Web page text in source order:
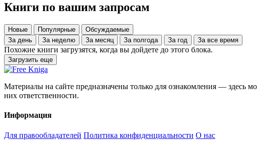
Книги по вашим запросам
Новые Популярные
Обсуждаемые
За день
За неделю За месяц За полгода За год За все время
Похожие книги загрузятся, когда вы дойдете до этого блока.
Загрузить еще
Материалы на сайте предназначены только для ознакомления — здесь
них ответственности.
Информация
Для правообладателей Политика конфиденциальности О нас